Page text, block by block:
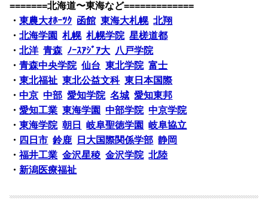
=======北海道〜東海など=============
・東農大ｵﾎｰﾂｸ 函館 東海大札幌 北翔
・北海学園 札幌 札幌学院 星槎道都
・北洋 青森 ﾉｰｽｱｼﾞｱ大 八戸学院
・青森中央学院 仙台 東北学院 富士
・東北福祉 東北公益文科 東日本国際
・中京 中部 愛知学院 名城 愛知東邦
・愛知工業 東海学園 中部学院 中京学院
・東海学院 朝日 岐阜聖徳学園
岐阜協立
・ 四日市 鈴鹿 日大国際関係学部 静岡
・福井工業 金沢星稜 金沢学院 北陸
・ 新潟医療福祉